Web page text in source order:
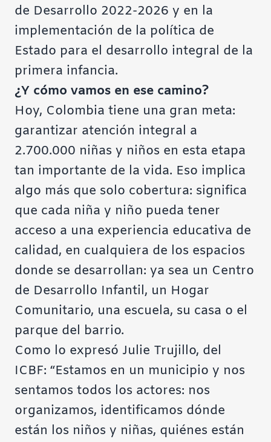
de Desarrollo 2022-2026 y en la
implementación de la política de
Estado para el desarrollo integral de la
primera infancia.
¿Y cómo vamos en ese camino?
Hoy, Colombia tiene una gran meta:
garantizar atención integral a
2.700.000 niñas y niños en esta etapa
tan importante de la vida. Eso implica
algo más que solo cobertura: significa
que cada niña y niño pueda tener
acceso a una experiencia educativa de
calidad, en cualquiera de los espacios
donde se desarrollan: ya sea un Centro
de Desarrollo Infantil, un Hogar
Comunitario, una escuela, su casa o el
parque del barrio.
Como lo expresó Julie Trujillo, del
ICBF: “Estamos en un municipio y nos
sentamos todos los actores: nos
organizamos, identificamos dónde
están los niños y niñas, quiénes están